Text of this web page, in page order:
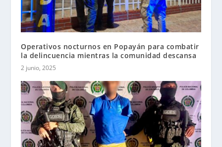
Operativos nocturnos en Popayán para combatir
la delincuencia mientras la comunidad descansa
2 junio, 2025